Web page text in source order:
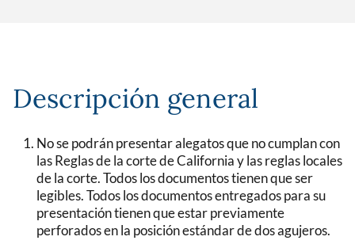
Descripción general
No se podrán presentar alegatos que no cumplan con
las Reglas de la corte de California y las reglas locales
de la corte. Todos los documentos tienen que ser
legibles. Todos los documentos entregados para su
presentación tienen que estar previamente
perforados en la posición estándar de dos agujeros.